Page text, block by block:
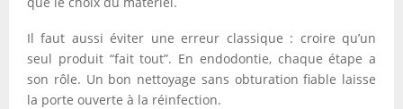
Il faut aussi éviter une erreur classique : croire qu’un
seul produit “fait tout”. En endodontie, chaque étape a
son rôle. Un bon nettoyage sans obturation fiable laisse
la porte ouverte à la réinfection.